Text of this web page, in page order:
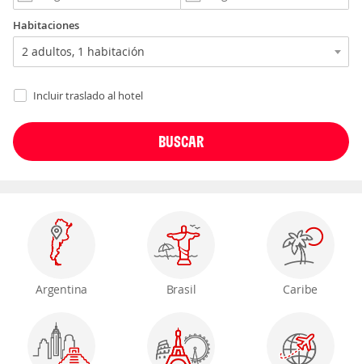
Habitaciones
Incluir traslado al hotel
Argentina Brasil Caribe